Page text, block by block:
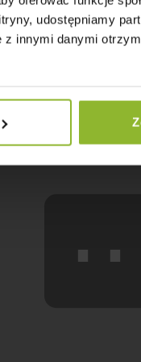
udostępniamy
innymi danymi
Płynie Inaczej
są leniwe,
i odliczania do